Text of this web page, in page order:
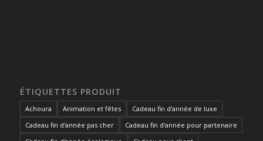
ÉTIQUETTES PRODUIT
Achoura Animation et fêtes
Cadeau fin d'année de luxe
Cadeau fin d'année pas cher
Cadeau fin d'année pour partenaire